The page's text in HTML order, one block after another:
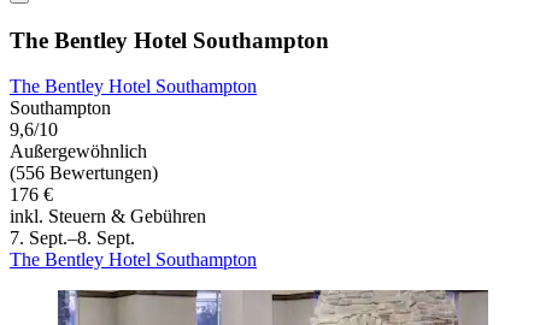
The Bentley Hotel Southampton
The Bentley Hotel Southampton
Southampton
9,6/10
Außergewöhnlich
(556 Bewertungen)
176 €
inkl. Steuern & Gebühren
7. Sept.–8. Sept.
The Bentley Hotel Southampton